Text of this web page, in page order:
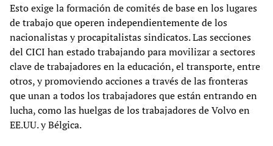
Esto exige la formación de comités de base en los lugares
de trabajo que operen independientemente de los
nacionalistas y procapitalistas sindicatos. Las secciones
del CICI han estado trabajando para movilizar a sectores
clave de trabajadores en la educación, el transporte, entre
otros, y promoviendo acciones a través de las fronteras
que unan a todos los trabajadores que están entrando en
lucha, como las huelgas de los trabajadores de Volvo en
EE.UU. y Bélgica.